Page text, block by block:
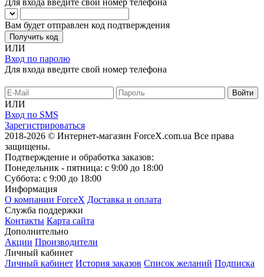
Вам будет отправлен код подтверждения
Получить код
ИЛИ
Вход по паролю
Для входа введите свой номер телефона
ИЛИ
Вход по SMS
Зарегистрироваться
2018-2026 © Интернет-магазин ForceX.com.ua Все права
защищены.
Подтверждение и обработка заказов:
Понедельник - пятница: с 9:00 до 18:00
Суббота: с 9:00 до 18:00
Информация
О компании ForceX Доставка и оплата
Служба поддержки
Контакты Карта сайта
Дополнительно
Акции Производители
Личный кабинет
Личный кабинет История заказов Список желаний Подписка